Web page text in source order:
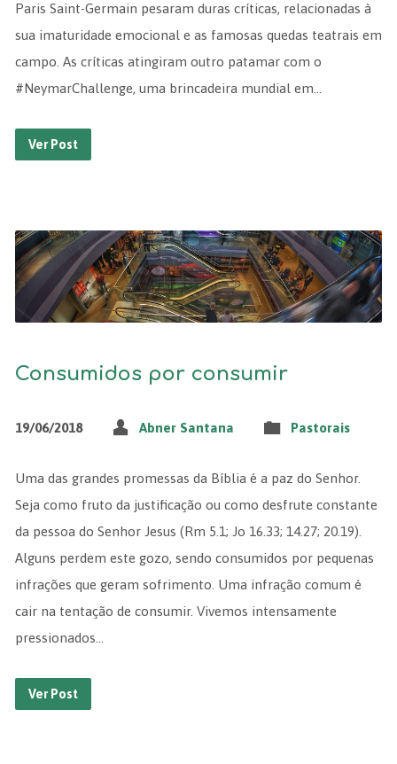
Paris Saint-Germain pesaram duras críticas, relacionadas à
sua imaturidade emocional e as famosas quedas teatrais em
campo. As críticas atingiram outro patamar com o
#NeymarChallenge, uma brincadeira mundial em…
Ver Post
Consumidos por consumir
19/06/2018 Abner Santana Pastorais
Uma das grandes promessas da Bíblia é a paz do Senhor.
Seja como fruto da justificação ou como desfrute constante
da pessoa do Senhor Jesus (Rm 5.1; Jo 16.33; 14.27; 20.19).
Alguns perdem este gozo, sendo consumidos por pequenas
infrações que geram sofrimento. Uma infração comum é
cair na tentação de consumir. Vivemos intensamente
pressionados…
Ver Post